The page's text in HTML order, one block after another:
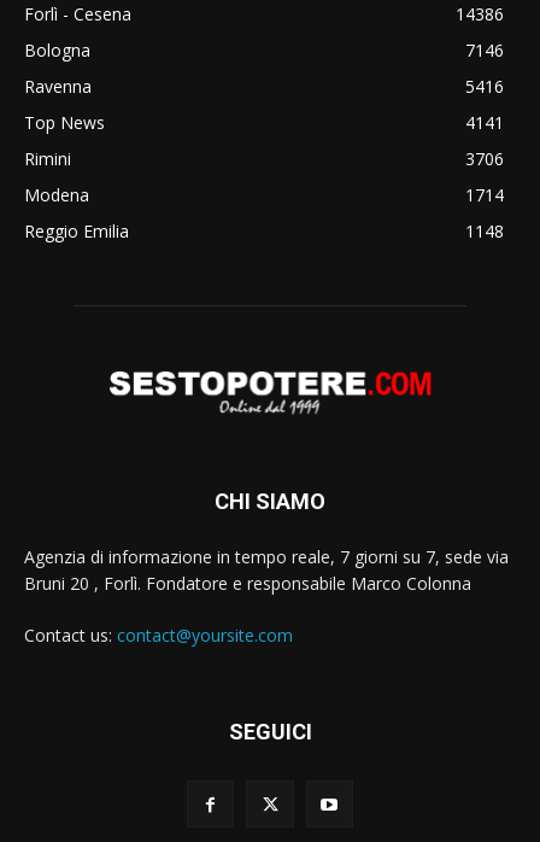
Forlì - Cesena
14386
Bologna
7146
Ravenna
5416
Top News
4141
Rimini
3706
Modena
1714
Reggio Emilia
1148
CHI SIAMO
Agenzia di informazione in tempo reale, 7 giorni su 7, sede via
Bruni 20 , Forlì. Fondatore e responsabile Marco Colonna
Contact us: contact@yoursite.com
SEGUICI